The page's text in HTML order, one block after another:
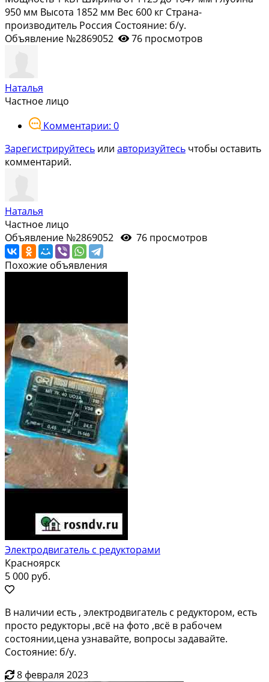
950 мм Высота 1852 мм Вес 600 кг Страна-
производитель Россия Состояние: б/у.
Объявление №2869052
76 просмотров
Наталья
Частное лицо
Комментарии: 0
Зарегистрируйтесь или авторизуйтесь чтобы оставить
комментарий.
Наталья
Частное лицо
Объявление №2869052
76 просмотров
Похожие объявления
Электродвигатель с редукторами
Красноярск
5 000 руб.
В наличии есть , электродвигатель с редуктором, есть
просто редукторы ,всё на фото ,всё в рабочем
состоянии,цена узнавайте, вопросы задавайте.
Состояние: б/у.
8 февраля 2023